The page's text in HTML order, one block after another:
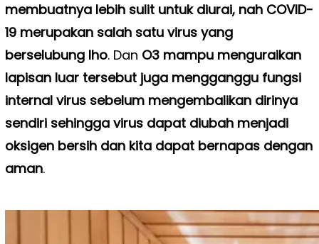
membuatnya lebih sulit untuk diurai, nah COVID-
19 merupakan salah satu virus yang
berselubung lho. Dan O3 mampu menguraikan
lapisan luar tersebut juga mengganggu fungsi
internal virus sebelum mengembalikan dirinya
sendiri sehingga virus dapat diubah menjadi
oksigen bersih dan kita dapat bernapas dengan
aman.